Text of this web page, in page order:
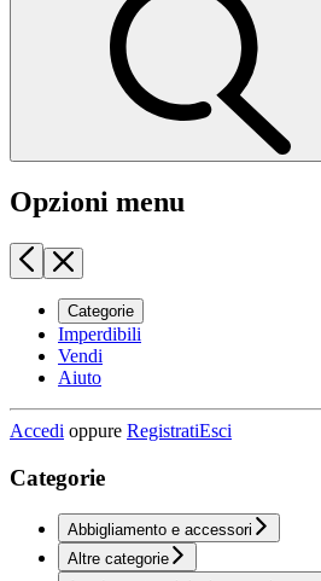
Opzioni menu
Categorie
Imperdibili
Vendi
Aiuto
Accedi oppure RegistratiEsci
Categorie
Abbigliamento e accessori
Altre categorie